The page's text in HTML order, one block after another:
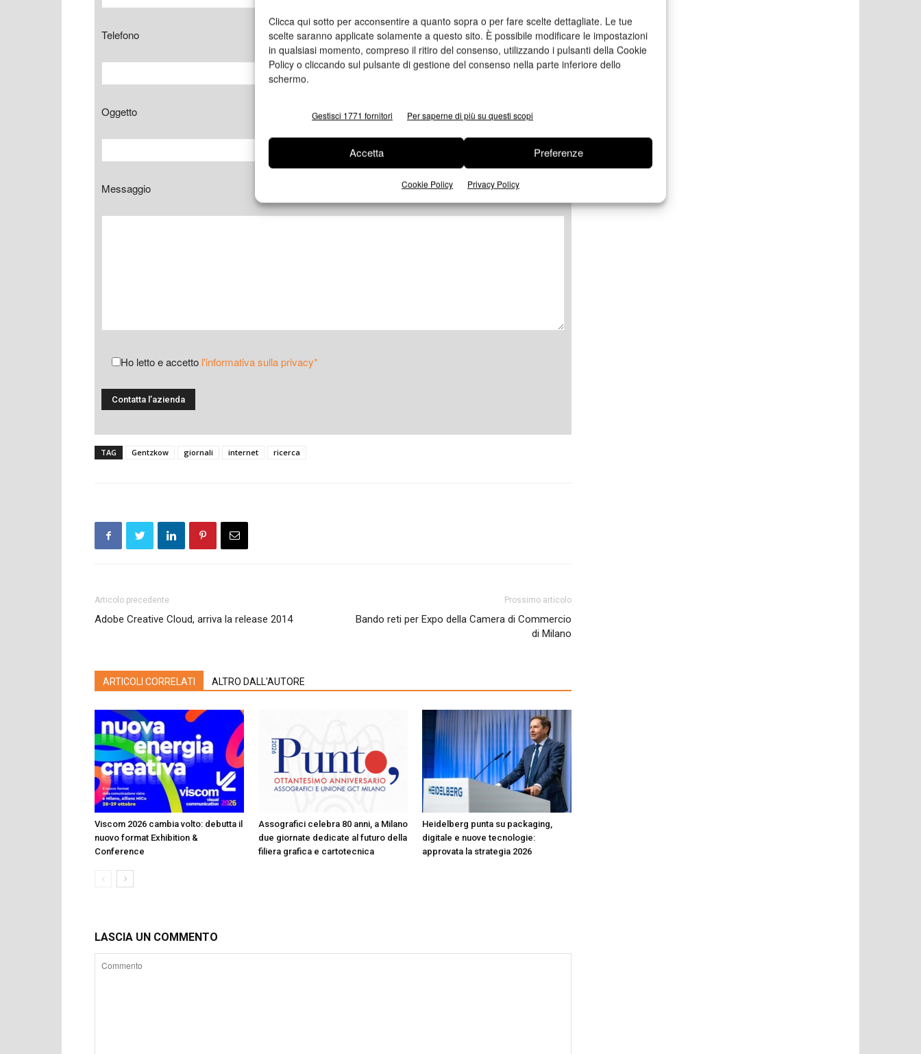
Clicca qui sotto per acconsentire a quanto sopra o per fare scelte dettagliate. Le tue
scelte saranno applicate solamente a questo sito. È possibile modificare le impostazioni
in qualsiasi momento, compreso il ritiro del consenso, utilizzando i pulsanti della Cookie
Policy o cliccando sul pulsante di gestione del consenso nella parte inferiore dello
schermo.
Gestisci 1771 fornitori Per saperne di più su questi scopi
Accetta Preferenze
Cookie Policy Privacy Policy
Telefono
Oggetto
Messaggio
Ho letto e accetto l'informativa sulla privacy*
TAG Gentzkow giornali internet ricerca
Articolo precedente
Adobe Creative Cloud, arriva la release 2014
Prossimo articolo
Bando reti per Expo della Camera di Commercio
di Milano
ARTICOLI CORRELATI ALTRO DALL'AUTORE
Viscom 2026 cambia volto: debutta il
nuovo format Exhibition &
Conference
Assografici celebra 80 anni, a Milano
due giornate dedicate al futuro della
filiera grafica e cartotecnica
Heidelberg punta su packaging,
digitale e nuove tecnologie:
approvata la strategia 2026
LASCIA UN COMMENTO